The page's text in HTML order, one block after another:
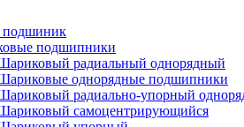
подшипники
радиальный однорядный
однорядные подшипники
радиально-упорный
самоцентрирующийся